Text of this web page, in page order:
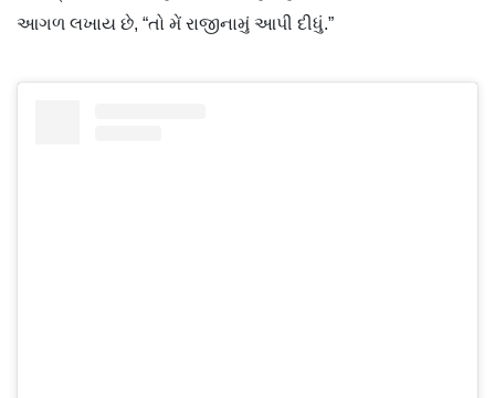
આગળ લખાય છે, “તો મેં રાજીનામું આપી દીધું.”